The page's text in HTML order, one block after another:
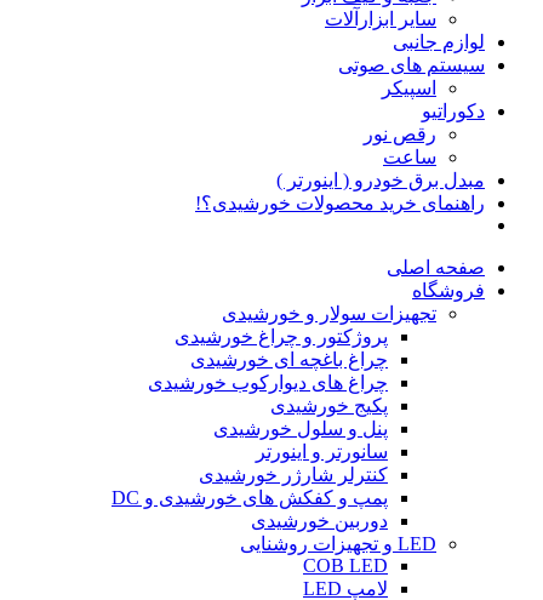
سایر ابزارآلات
لوازم جانبی
سیستم های صوتی
اسپیکر
دکوراتیو
رقص نور
ساعت
مبدل برق خودرو ( اینورتر )
راهنمای خرید محصولات خورشیدی؟!
صفحه اصلی
فروشگاه
تجهیزات سولار و خورشیدی
پروژکتور و چراغ خورشیدی
چراغ باغچه ای خورشیدی
چراغ های دیوارکوب خورشیدی
پکیج خورشیدی
پنل و سلول خورشیدی
سانورتر و اینورتر
کنترلر شارژر خورشیدی
پمپ و کفکش های خورشیدی و DC
دوربین خورشیدی
LED و تجهیزات روشنایی
COB LED
لامپ LED